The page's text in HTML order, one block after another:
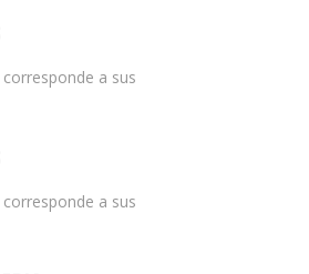
a sus
a sus